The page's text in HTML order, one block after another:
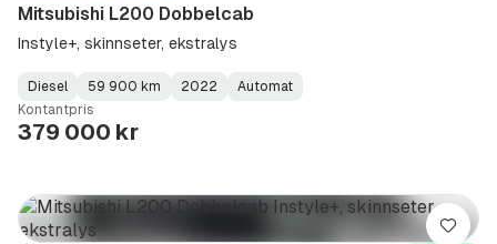
Mitsubishi L200 Dobbelcab
Instyle+, skinnseter, ekstralys
Fuel
Type:
Diesel
Kilometerstand:
59 900 km
Model
Year:
2022
Gearbox
Type:
Automat
Kontantpris
379 000 kr
Lagre